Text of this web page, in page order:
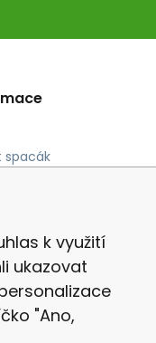
spacák
k využití
ukazovat
"Ano,